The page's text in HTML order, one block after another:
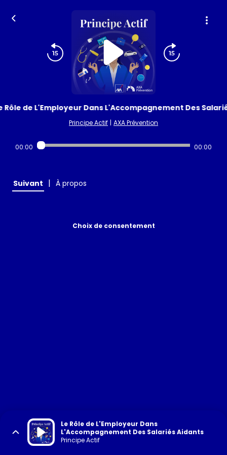
Rôle de L'Employeur Dans L'Accompagnement Des
Principe Actif | AXA Prévention
00:00 00:00
Suivant | À propos
Choix de consentement
Le Rôle de L'Employeur Dans
L'Accompagnement Des Salariés Aidants
Principe Actif